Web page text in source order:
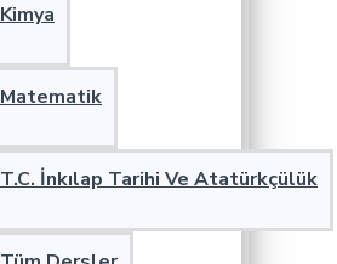
Kimya
Matematik
T.C. İnkılap Tarihi Ve Atatürkçülük